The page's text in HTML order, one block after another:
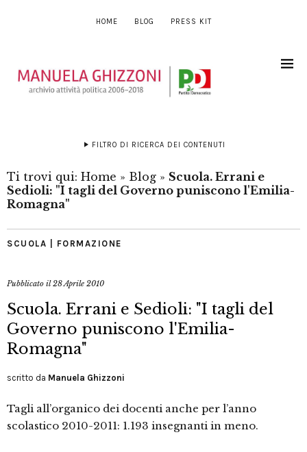
HOME BLOG PRESS KIT
FILTRO DI RICERCA DEI CONTENUTI
Ti trovi qui: Home » Blog » Scuola. Errani e
Sedioli: "I tagli del Governo puniscono l'Emilia-
Romagna"
SCUOLA | FORMAZIONE
Pubblicato il28 Aprile 2010
Scuola. Errani e Sedioli: "I tagli del
Governo puniscono l'Emilia-
Romagna"
scritto da Manuela Ghizzoni
Tagli all’organico dei docenti anche per l’anno
scolastico 2010-2011: 1.193 insegnanti in meno.